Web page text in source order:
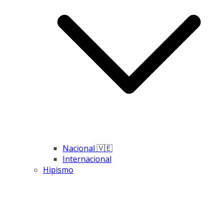
Nacional 🇻🇪
Internacional
Hipismo